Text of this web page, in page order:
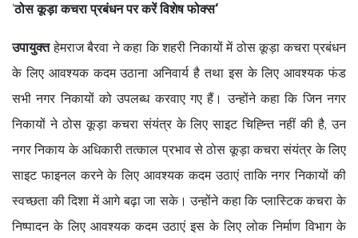
‘ठोस कूड़ा कचरा प्रबंधन पर करें विशेष फोक्स‘
उपायुक्तहेमराज बैरवा ने कहा कि शहरी निकायों में ठोस कूड़ा कचरा प्रबंधन
के लिए आवश्यक कदम उठाना अनिवार्य है तथा इस के लिए आवश्यक फंड
सभी नगर निकायों को उपलब्ध करवाए गए हैं। उन्होंने कहा कि जिन नगर
निकायों ने ठोस कूड़ा कचरा संयंत्र के लिए साइट चिह्न्ति नहीं की है, उन
नगर निकाय के अधिकारी तत्काल प्रभाव से ठोस कूड़ा कचरा संयंत्र के लिए
साइट फाइनल करने के लिए आवश्यक कदम उठाएं ताकि नगर निकायों की
स्वच्छता की दिशा में आगे बढ़ा जा सके। उन्होंने कहा कि प्लास्टिक कचरा के
निष्पादन के लिए आवश्यक कदम उठाएं इस के लिए लोक निर्माण विभाग के